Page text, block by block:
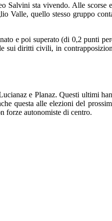
sta vivendo. Alle
quello stesso gruppo
e poi superato (di 0,2 punti
diritti civili, in
e Planaz. Questi ultimi
questa alle elezioni del
forze autonomiste di centro.